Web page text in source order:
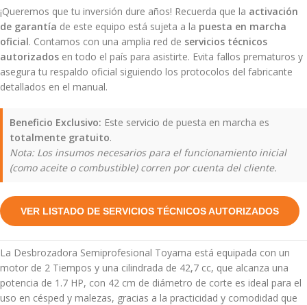
¡Queremos que tu inversión dure años! Recuerda que la activación
de garantía de este equipo está sujeta a la puesta en marcha
oficial. Contamos con una amplia red de servicios técnicos
autorizados en todo el país para asistirte. Evita fallos prematuros y
asegura tu respaldo oficial siguiendo los protocolos del fabricante
detallados en el manual.
Beneficio Exclusivo: Este servicio de puesta en marcha es
totalmente gratuito.
Nota: Los insumos necesarios para el funcionamiento inicial
(como aceite o combustible) corren por cuenta del cliente.
VER LISTADO DE SERVICIOS TÉCNICOS AUTORIZADOS
La Desbrozadora Semiprofesional Toyama está equipada con un
motor de 2 Tiempos y una cilindrada de 42,7 cc, que alcanza una
potencia de 1.7 HP, con 42 cm de diámetro de corte es ideal para el
uso en césped y malezas, gracias a la practicidad y comodidad que